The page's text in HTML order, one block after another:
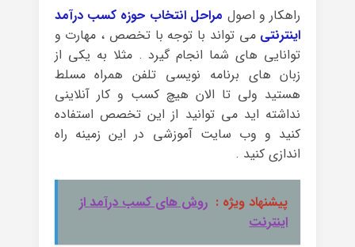
راهکار و اصول مراحل انتخاب حوزه کسب درآمد
اینترنتی می تواند با توجه با تخصص ، مهارت و
توانایی های شما انجام گیرد . مثلا به یکی از
زبان های برنامه نویسی تلفن همراه مسلط
هستید ولی تا الان هیچ کسب و کار آنلاینی
نداشته اید می توانید از این تخصص استفاده
کنید و وب سایت آموزشی در این زمینه راه
اندازی کنید .
پیشنهاد ویژه : روش های کسب درآمد از
اینترنت